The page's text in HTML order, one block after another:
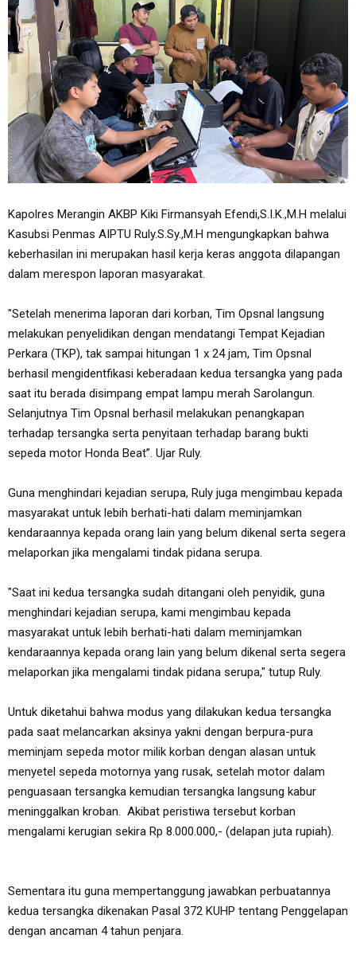
Kapolres Merangin AKBP Kiki Firmansyah Efendi,S.I.K.,M.H melalui
Kasubsi Penmas AIPTU Ruly.S.Sy.,M.H mengungkapkan bahwa
keberhasilan ini merupakan hasil kerja keras anggota dilapangan
dalam merespon laporan masyarakat.
"Setelah menerima laporan dari korban, Tim Opsnal langsung
melakukan penyelidikan dengan mendatangi Tempat Kejadian
Perkara (TKP), tak sampai hitungan 1 x 24 jam, Tim Opsnal
berhasil mengidentfikasi keberadaan kedua tersangka yang pada
saat itu berada disimpang empat lampu merah Sarolangun.
Selanjutnya Tim Opsnal berhasil melakukan penangkapan
terhadap tersangka serta penyitaan terhadap barang bukti
sepeda motor Honda Beat”. Ujar Ruly.
Guna menghindari kejadian serupa, Ruly juga mengimbau kepada
masyarakat untuk lebih berhati-hati dalam meminjamkan
kendaraannya kepada orang lain yang belum dikenal serta segera
melaporkan jika mengalami tindak pidana serupa.
"Saat ini kedua tersangka sudah ditangani oleh penyidik, guna
menghindari kejadian serupa, kami mengimbau kepada
masyarakat untuk lebih berhati-hati dalam meminjamkan
kendaraannya kepada orang lain yang belum dikenal serta segera
melaporkan jika mengalami tindak pidana serupa," tutup Ruly.
Untuk diketahui bahwa modus yang dilakukan kedua tersangka
pada saat melancarkan aksinya yakni dengan berpura-pura
meminjam sepeda motor milik korban dengan alasan untuk
menyetel sepeda motornya yang rusak, setelah motor dalam
penguasaan tersangka kemudian tersangka langsung kabur
meninggalkan kroban. Akibat peristiwa tersebut korban
mengalami kerugian sekira Rp 8.000.000,- (delapan juta rupiah).
Sementara itu guna mempertanggung jawabkan perbuatannya
kedua tersangka dikenakan Pasal 372 KUHP tentang Penggelapan
dengan ancaman 4 tahun penjara.